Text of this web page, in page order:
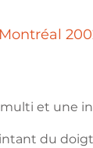
et une
du